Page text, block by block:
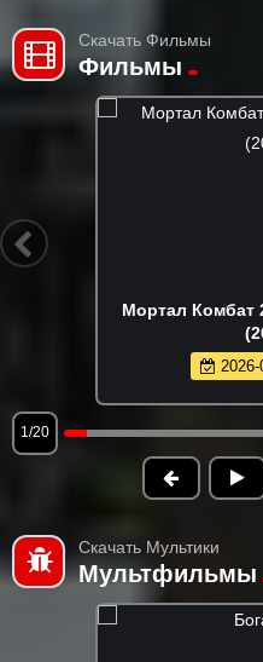
Скачать Фильмы
Фильмы
Мортал Комбат
1/20
Скачать Мультики
Мультфильмы